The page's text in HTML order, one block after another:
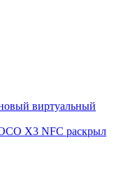
виртуальный
X3 NFC раскрыл